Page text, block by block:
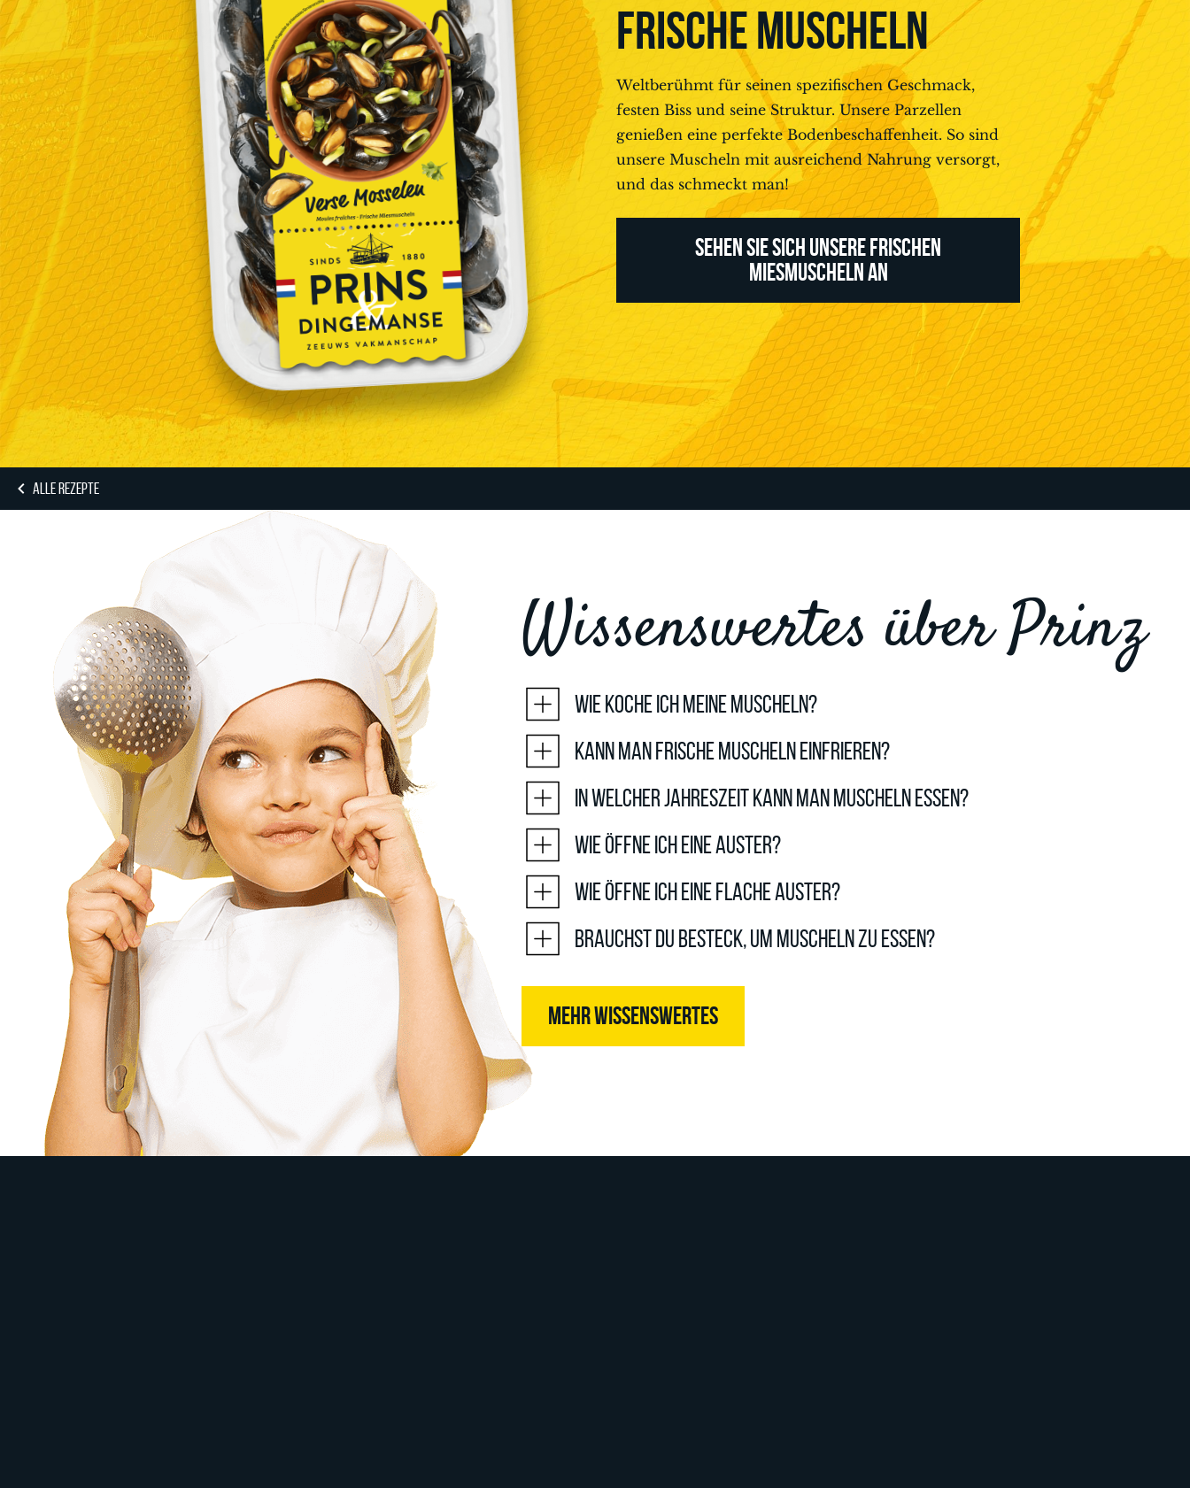
FRISCHE MUSCHELN
Weltberühmt für seinen spezifischen Geschmack,
festen Biss und seine Struktur. Unsere Parzellen
genießen eine perfekte Bodenbeschaffenheit. So sind
unsere Muscheln mit ausreichend Nahrung versorgt,
und das schmeckt man!
SEHEN SIE SICH UNSERE FRISCHEN
MIESMUSCHELN AN
ALLE REZEPTE
Wissenswertes über Prinz
Wie koche ich meine Muscheln?
Kann man frische Muscheln einfrieren?
In welcher Jahreszeit kann man Muscheln essen?
Wie öffne ich eine Auster?
Wie öffne ich eine flache Auster?
Brauchst du Besteck, um Muscheln zu essen?
MEHR WISSENSWERTES